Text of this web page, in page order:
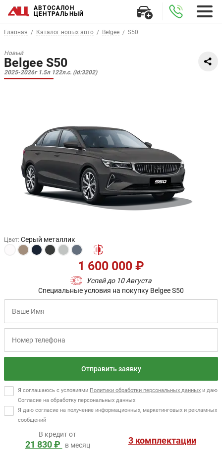
АВТОСАЛОН
ЦЕНТРАЛЬНЫЙ
Главная Каталог новых авто Belgee S50
Новый
Belgee S50
2025-2026г 1.5л 122л.с. (id:3202)
Цвет: Серый металлик
Успей до 10 Августа
1 600 000 ₽
Специальные условия на покупку Belgee S50
Отправить заявку
Я соглашаюсь с условиями Политики обработки персональных данных и даю
Согласие на обработку персональных данных
Я даю согласие на получение информационных, маркетинговых и рекламных
сообщений
3 комплектации
В кредит от
21 830 ₽ в месяц